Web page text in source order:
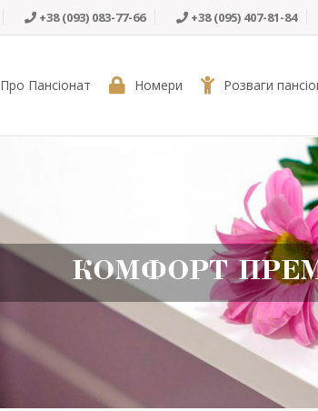
+38 (093) 083-77-66 +38 (095) 407-81-84
Про Пансіонат Номери Розваги
КОМФОРТ